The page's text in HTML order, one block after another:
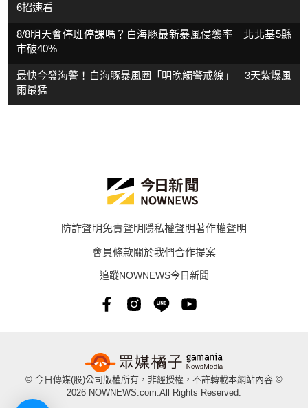
6招速看
8/8明天會停班停課嗎？白海豚最新暴風侵襲率 北北基5縣
市破40%
最快今發海警！白海豚暴風圈「明晚觸警戒線」 3天紫爆風
雨最猛
防詐聲明免責聲明隱私權聲明著作權聲明
會員條款關於我們合作提案
追蹤NOWNEWS今日新聞
© 今日傳媒(股)公司版權所有，非經授權，不許轉載本網站內容 ©
2026 NOWNEWS.com.All Rights Reserved.